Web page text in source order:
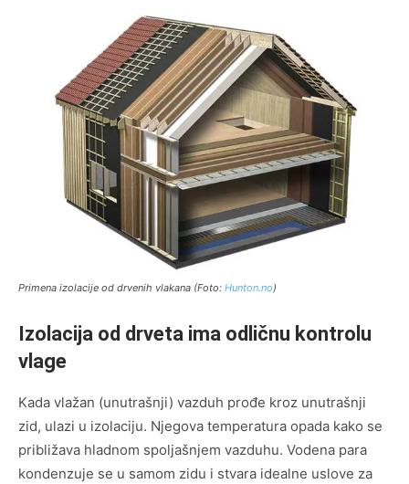
Primena izolacije od drvenih vlakana (Foto: Hunton.no)
Izolacija od drveta ima odličnu kontrolu
vlage
Kada vlažan (unutrašnji) vazduh prođe kroz unutrašnji
zid, ulazi u izolaciju. Njegova temperatura opada kako se
približava hladnom spoljašnjem vazduhu. Vodena para
kondenzuje se u samom zidu i stvara idealne uslove za